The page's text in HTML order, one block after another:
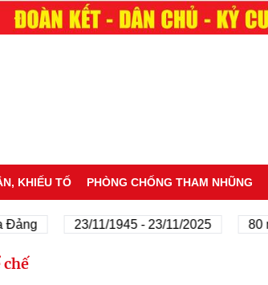
KHIẾU TỐ PHÒNG CHỐNG THAM NHŨNG
23/11/1945 - 23/11/2025 80 năm